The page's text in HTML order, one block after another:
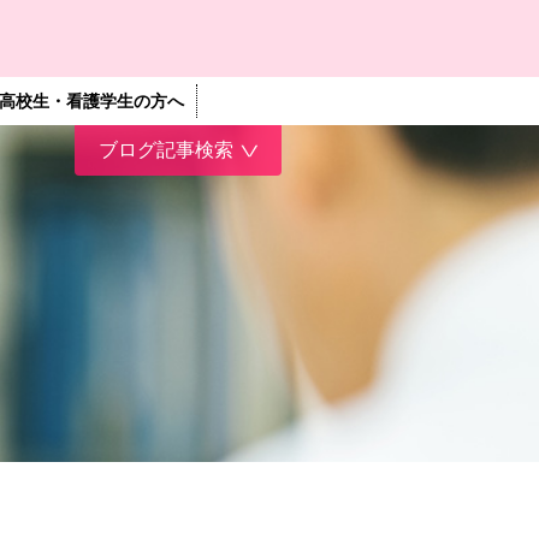
高校生・看護学生の方へ
ブログ記事検索